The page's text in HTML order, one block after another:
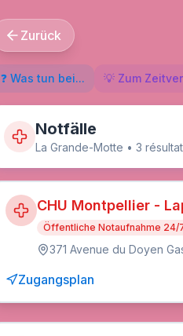
Zurück
❓ Was tun bei... 💡 Zum
Notfälle
La Grande-Motte • 3 résultat
CHU Montpellier -
Öffentliche Notaufnahme 24/
371 Avenue du Doyen
Zugangsplan